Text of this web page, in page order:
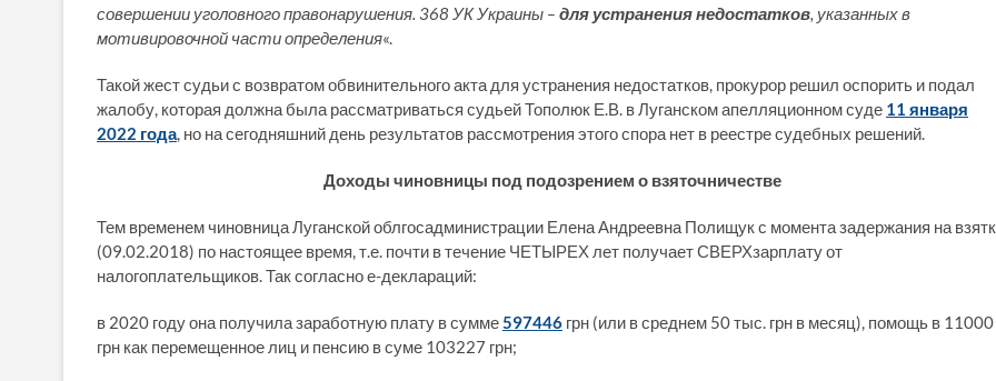
совершении уголовного правонарушения. 368 УК Украины – для устранения недостатков, указанных в
мотивировочной части определения«.
Такой жест судьи с возвратом обвинительного акта для устранения недостатков, прокурор решил оспорить и подал
жалобу, которая должна была рассматриваться судьей Тополюк Е.В. в Луганском апелляционном суде 11 января
2022 года, но на сегодняшний день результатов рассмотрения этого спора нет в реестре судебных решений.
Доходы чиновницы под подозрением о взяточничестве
Тем временем чиновница Луганской облгосадминистрации Елена Андреевна Полищук с момента задержания на
(09.02.2018) по настоящее время, т.е. почти в течение ЧЕТЫРЕХ лет получает СВЕРХзарплату от
налогоплательщиков. Так согласно е-деклараций:
в 2020 году она получила заработную плату в сумме597446 грн (или в среднем 50 тыс. грн в месяц), помощь в 11000
грн как перемещенное лиц и пенсию в суме 103227 грн;